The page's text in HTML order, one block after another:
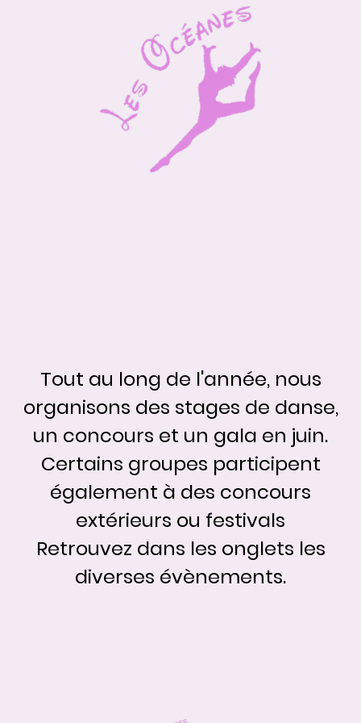
Tout au long de l'année, nous
organisons des stages de danse,
un concours et un gala en juin.
Certains groupes participent
également à des concours
extérieurs ou festivals
Retrouvez dans les onglets les
diverses évènements.